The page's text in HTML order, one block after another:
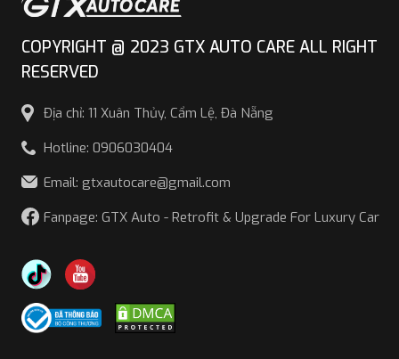
COPYRIGHT @ 2023 GTX AUTO CARE ALL RIGHT
RESERVED
Địa chỉ: 11 Xuân Thủy, Cẩm Lệ, Đà Nẵng
Hotline: 0906030404
Email: gtxautocare@gmail.com
Fanpage: GTX Auto - Retrofit & Upgrade For Luxury Car